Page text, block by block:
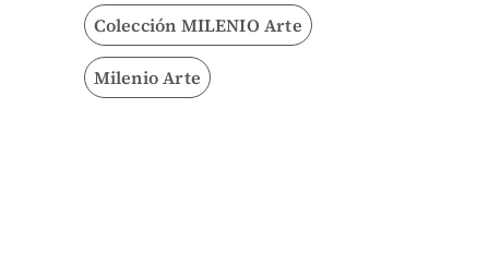
Colección MILENIO Arte
Milenio Arte